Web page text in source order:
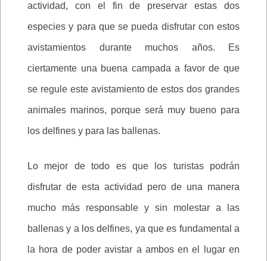
actividad, con el fin de preservar estas dos
especies y para que se pueda disfrutar con estos
avistamientos durante muchos años. Es
ciertamente una buena campada a favor de que
se regule este avistamiento de estos dos grandes
animales marinos, porque será muy bueno para
los delfines y para las ballenas.
Lo mejor de todo es que los turistas podrán
disfrutar de esta actividad pero de una manera
mucho más responsable y sin molestar a las
ballenas y a los delfines, ya que es fundamental a
la hora de poder avistar a ambos en el lugar en